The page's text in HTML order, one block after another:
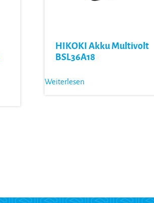
HIKOKI Akku Multivolt
BSL36A18
Weiterlesen